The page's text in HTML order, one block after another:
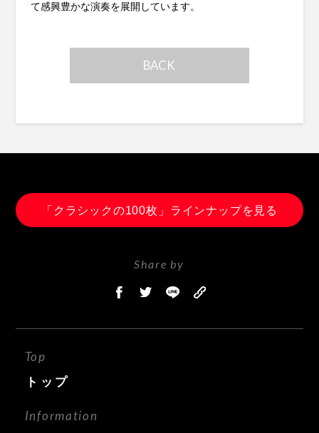
て感興豊かな演奏を展開しています。
BACK
「クラシックの100枚」ラインナップを見る
Share by
Top
トップ
Information